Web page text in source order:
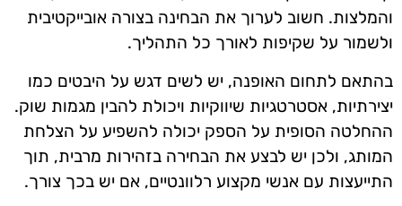
והמלצות. חשוב לערוך את הבחינה בצורה אובייקטיבית
ולשמור על שקיפות לאורך כל התהליך.
בהתאם לתחום האופנה, יש לשים דגש על היבטים כמו
יצירתיות, אסטרטגיות שיווקיות ויכולת להבין מגמות שוק.
ההחלטה הסופית על הספק יכולה להשפיע על הצלחת
המותג, ולכן יש לבצע את הבחירה בזהירות מרבית, תוך
התייעצות עם אנשי מקצוע רלוונטיים, אם יש בכך צורך.